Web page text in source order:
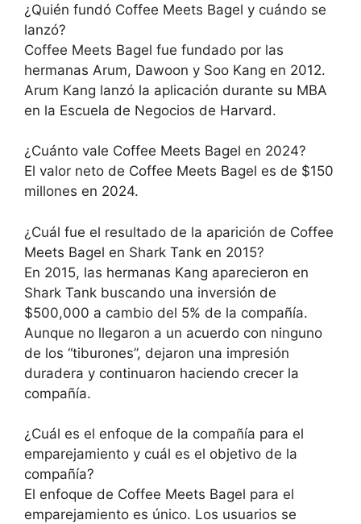
¿Quién fundó Coffee Meets Bagel y cuándo se
lanzó?
Coffee Meets Bagel fue fundado por las
hermanas Arum, Dawoon y Soo Kang en 2012.
Arum Kang lanzó la aplicación durante su MBA
en la Escuela de Negocios de Harvard.
¿Cuánto vale Coffee Meets Bagel en 2024?
El valor neto de Coffee Meets Bagel es de $150
millones en 2024.
¿Cuál fue el resultado de la aparición de Coffee
Meets Bagel en Shark Tank en 2015?
En 2015, las hermanas Kang aparecieron en
Shark Tank buscando una inversión de
$500,000 a cambio del 5% de la compañía.
Aunque no llegaron a un acuerdo con ninguno
de los “tiburones”, dejaron una impresión
duradera y continuaron haciendo crecer la
compañía.
¿Cuál es el enfoque de la compañía para el
emparejamiento y cuál es el objetivo de la
compañía?
El enfoque de Coffee Meets Bagel para el
emparejamiento es único. Los usuarios se